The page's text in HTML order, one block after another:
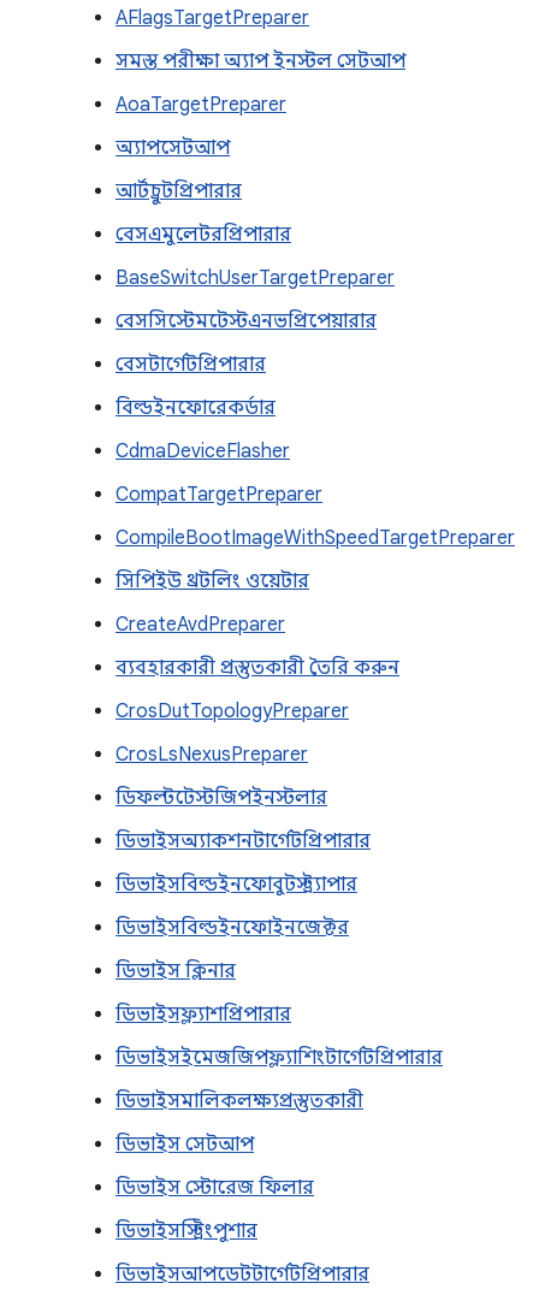
AFlagsTargetPreparer
সমস্ত পরীক্ষা অ্যাপ ইনস্টল সেটআপ
AoaTargetPreparer
অ্যাপসেটআপ
আর্টচ্রুটপ্রিপারার
বেসএমুলেটরপ্রিপারার
BaseSwitchUserTargetPreparer
বেসসিস্টেমটেস্টএনভপ্রিপেয়ারার
বেসটার্গেটপ্রিপারার
বিল্ডইনফোরেকর্ডার
CdmaDeviceFlasher
CompatTargetPreparer
CompileBootImageWithSpeedTargetPreparer
সিপিইউ থ্রটলিং ওয়েটার
CreateAvdPreparer
ব্যবহারকারী প্রস্তুতকারী তৈরি করুন
CrosDutTopologyPreparer
CrosLsNexusPreparer
ডিফল্টটেস্টজিপইনস্টলার
ডিভাইসঅ্যাকশনটার্গেটপ্রিপারার
ডিভাইসবিল্ডইনফোবুটস্ট্র্যাপার
ডিভাইসবিল্ডইনফোইনজেক্টর
ডিভাইস ক্লিনার
ডিভাইসফ্ল্যাশপ্রিপারার
ডিভাইসইমেজজিপফ্ল্যাশিংটার্গেটপ্রিপারার
ডিভাইসমালিকলক্ষ্যপ্রস্তুতকারী
ডিভাইস সেটআপ
ডিভাইস স্টোরেজ ফিলার
ডিভাইসস্ট্রিংপুশার
ডিভাইসআপডেটটার্গেটপ্রিপারার